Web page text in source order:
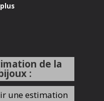
de la
:
une estimation